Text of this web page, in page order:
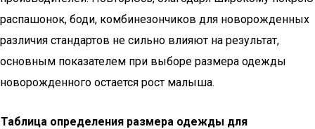
распашонок, боди, комбинезончиков для новорожденных
различия стандартов не сильно влияют на результат,
основным показателем при выборе размера одежды
новорожденного остается рост малыша.
Таблица определения размера одежды для